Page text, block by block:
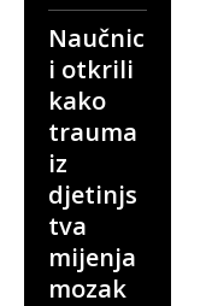
Naučnic
i otkrili
kako
trauma
iz
djetinjs
tva
mijenja
mozak